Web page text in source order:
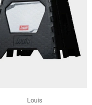
Louis